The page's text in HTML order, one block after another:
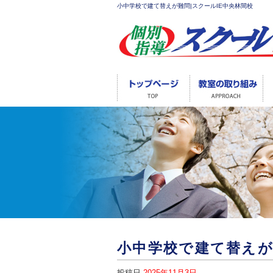
小中学校で建て替えが難問|スクールIE中央林間校
小中学校で建て替え